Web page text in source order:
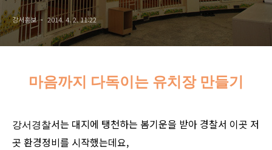
강서홍보 2014. 4. 2. 11:22
마음까지 다독이는 유치장 만들기
강서경찰서는 대지에 탱천하는 봄기운을 받아 경찰서 이곳 저
곳 환경정비를 시작했는데요,